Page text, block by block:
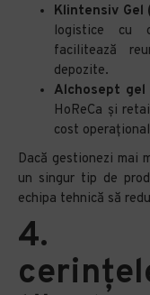
Klintensiv Gel
logistice cu
facilitează
depozite.
Alchosept
HoReCa și
cost
Dacă gestionezi mai
un singur tip de
echipa tehnică să
4.